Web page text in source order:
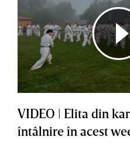
VIDEO | Elita din
întâlnire în acest